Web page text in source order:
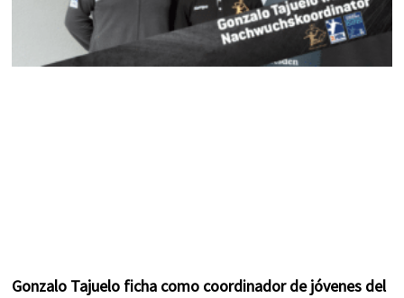
Gonzalo Tajuelo ficha como coordinador de jóvenes del